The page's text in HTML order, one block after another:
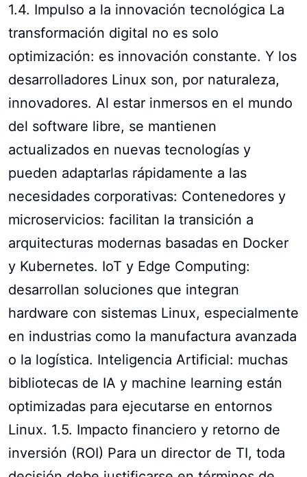
1.4. Impulso a la innovación tecnológica La
transformación digital no es solo
optimización: es innovación constante. Y los
desarrolladores Linux son, por naturaleza,
innovadores. Al estar inmersos en el mundo
del software libre, se mantienen
actualizados en nuevas tecnologías y
pueden adaptarlas rápidamente a las
necesidades corporativas: Contenedores y
microservicios: facilitan la transición a
arquitecturas modernas basadas en Docker
y Kubernetes. IoT y Edge Computing:
desarrollan soluciones que integran
hardware con sistemas Linux, especialmente
en industrias como la manufactura avanzada
o la logística. Inteligencia Artificial: muchas
bibliotecas de IA y machine learning están
optimizadas para ejecutarse en entornos
Linux. 1.5. Impacto financiero y retorno de
inversión (ROI) Para un director de TI, toda